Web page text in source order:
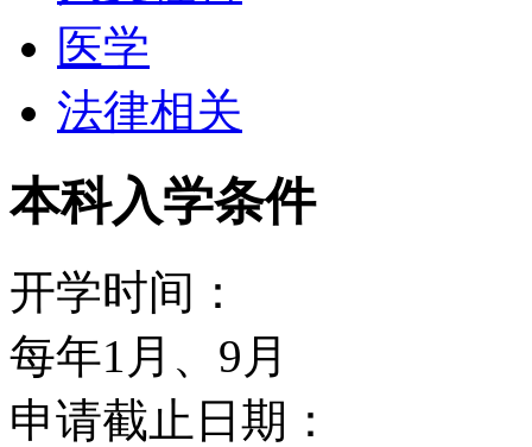
OHIO UNIVERSITY的
一，它知名的原因在于
书、11,000种定期刊物
各地公共图书馆网络联
馆各部门均采用全面自
册的借书量纪录，各种
册，十分惊人。
医学
法律相关
本科入学条件
开学时间：
每年1月、9月
申请截止日期：